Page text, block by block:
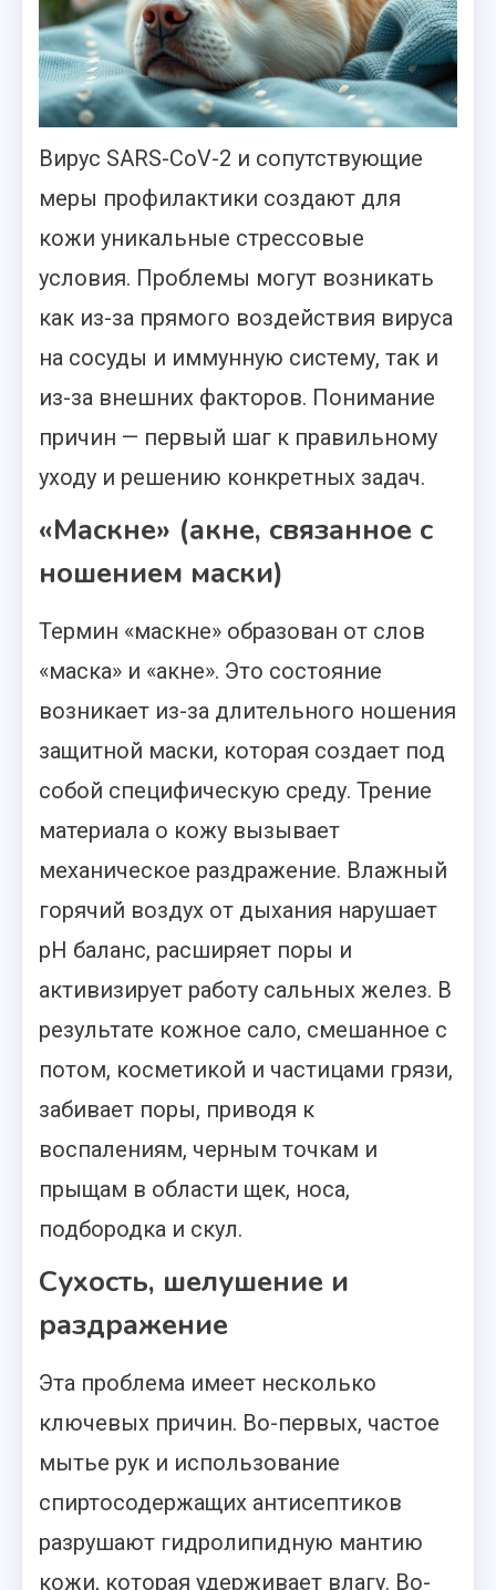
Вирус SARS-CoV-2 и сопутствующие
меры профилактики создают для
кожи уникальные стрессовые
условия. Проблемы могут возникать
как из-за прямого воздействия вируса
на сосуды и иммунную систему, так и
из-за внешних факторов. Понимание
причин — первый шаг к правильному
уходу и решению конкретных задач.
«Маскне» (акне, связанное с
ношением маски)
Термин «маскне» образован от слов
«маска» и «акне». Это состояние
возникает из-за длительного ношения
защитной маски, которая создает под
собой специфическую среду. Трение
материала о кожу вызывает
механическое раздражение. Влажный
горячий воздух от дыхания нарушает
pH баланс, расширяет поры и
активизирует работу сальных желез. В
результате кожное сало, смешанное с
потом, косметикой и частицами грязи,
забивает поры, приводя к
воспалениям, черным точкам и
прыщам в области щек, носа,
подбородка и скул.
Сухость, шелушение и
раздражение
Эта проблема имеет несколько
ключевых причин. Во-первых, частое
мытье рук и использование
спиртосодержащих антисептиков
разрушают гидролипидную мантию
кожи, которая удерживает влагу. Во-